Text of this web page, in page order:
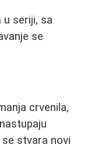
u seriji, sa
se
crvenila,
stvara novi